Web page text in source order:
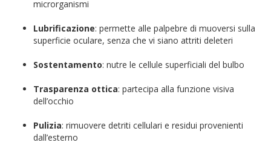
microrganismi
Lubrificazione: permette alle palpebre di muoversi sulla
superficie oculare, senza che vi siano attriti deleteri
Sostentamento: nutre le cellule superficiali del bulbo
Trasparenza ottica: partecipa alla funzione visiva
dell’occhio
Pulizia: rimuovere detriti cellulari e residui provenienti
dall’esterno